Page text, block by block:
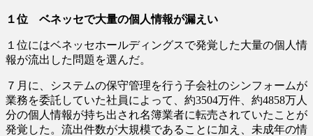
１位 ベネッセで大量の個人情報が漏えい
１位にはベネッセホールディングスで発覚した大量の個人情
報が流出した問題を選んだ。
７月に、システムの保守管理を行う子会社のシンフォームが
業務を委託していた社員によって、約3504万件、約4858万人
分の個人情報が持ち出され名簿業者に転売されていたことが
発覚した。流出件数が大規模であることに加え、未成年の情